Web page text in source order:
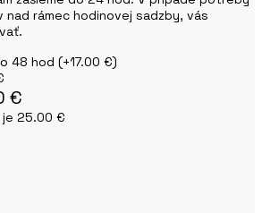
nad rámec hodinovej sadzby, vás
48 hod (+17.00 €)
€
je 25.00 €